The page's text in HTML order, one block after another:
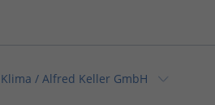
/ Alfred Keller GmbH